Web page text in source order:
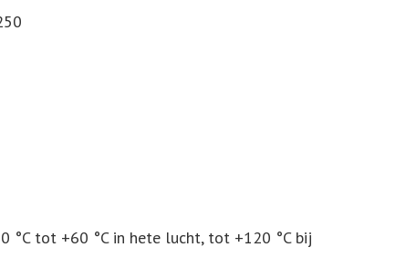
°C tot +60 °C in hete lucht, tot +120 °C bij